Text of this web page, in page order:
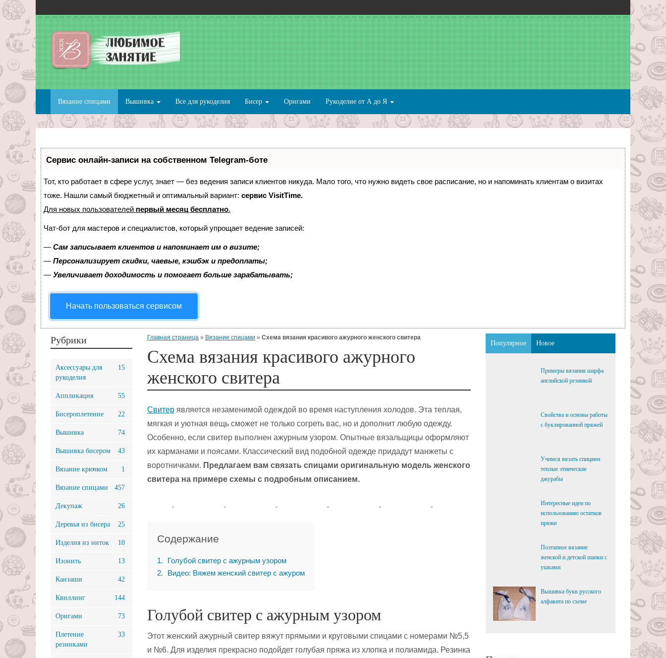
Вязание спицами Вышивка Все для рукоделия Бисер Оригами Рукоделие от А до Я
Сервис онлайн-записи на собственном Telegram-боте
Тот, кто работает в сфере услуг, знает — без ведения записи клиентов никуда. Мало того, что нужно видеть свое расписание, но и напоминать клиентам о визитах
тоже. Нашли самый бюджетный и оптимальный вариант: сервис VisitTime.
Для новых пользователей первый месяц бесплатно.
Чат-бот для мастеров и специалистов, который упрощает ведение записей:
— Сам записывает клиентов и напоминает им о визите;
— Персонализирует скидки, чаевые, кэшбэк и предоплаты;
— Увеличивает доходимость и помогает больше зарабатывать;
Начать пользоваться сервисом
Главная страница » Вязание спицами » Схема вязания красивого ажурного женского свитера
Схема вязания красивого ажурного
женского свитера
Свитер является незаменимой одеждой во время наступления холодов. Эта теплая,
мягкая и уютная вещь сможет не только согреть вас, но и дополнит любую одежду.
Особенно, если свитер выполнен ажурным узором. Опытные вязальщицы оформляют
их карманами и поясами. Классический вид подобной одежде придадут манжеты с
воротничками. Предлагаем вам связать спицами оригинальную модель женского
свитера на примере схемы с подробным описанием.
Содержание
1
Голубой свитер с ажурным узором
2
Видео: Вяжем женский свитер с ажуром
Голубой свитер с ажурным узором
Этот женский ажурный свитер вяжут прямыми и круговыми спицами с номерами №5,5
и №6. Для изделия прекрасно подойдет голубая пряжа из хлопка и полиамида. Резинка
Популярное Новое
Примеры вязания шарфа
английской резинкой
Свойства и основы работы
с буклированной пряжей
Учимся вязать спицами
теплые этнические
джурабы
Интересные идеи по
использованию остатков
пряжи
Поэтапное вязание
женской и детской шапки с
ушками
Вышивка букв русского
алфавита по схеме
Рубрики
Аксессуары для
рукоделия
15
Аппликация 55
Бисероплетение 22
Вышивка 74
Вышивка бисером 43
Вязание крючком 1
Вязание спицами 457
Декупаж 26
Деревья из бисера 25
Изделия из ниток 10
Изонить 13
Канзаши 42
Квиллинг 144
Оригами 73
Плетение
резинками
33